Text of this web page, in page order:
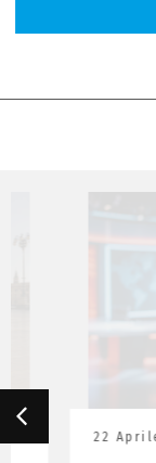
22 Aprile 2026